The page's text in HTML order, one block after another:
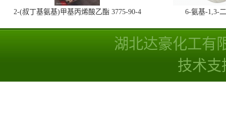
2-(叔丁基氨基)甲基丙烯酸乙酯 3775-90-4 6-氨基-1,3-
湖北达豪化工有
技术